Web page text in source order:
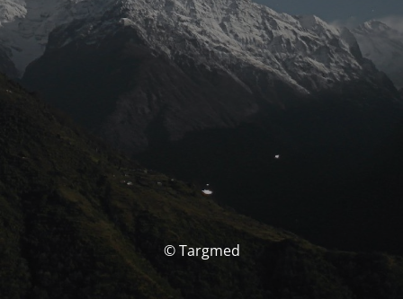
© Targmed